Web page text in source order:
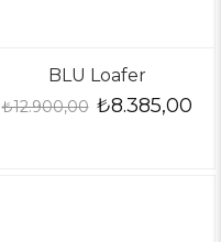
BLU Loafer
₺8.385,00
₺12.900,00